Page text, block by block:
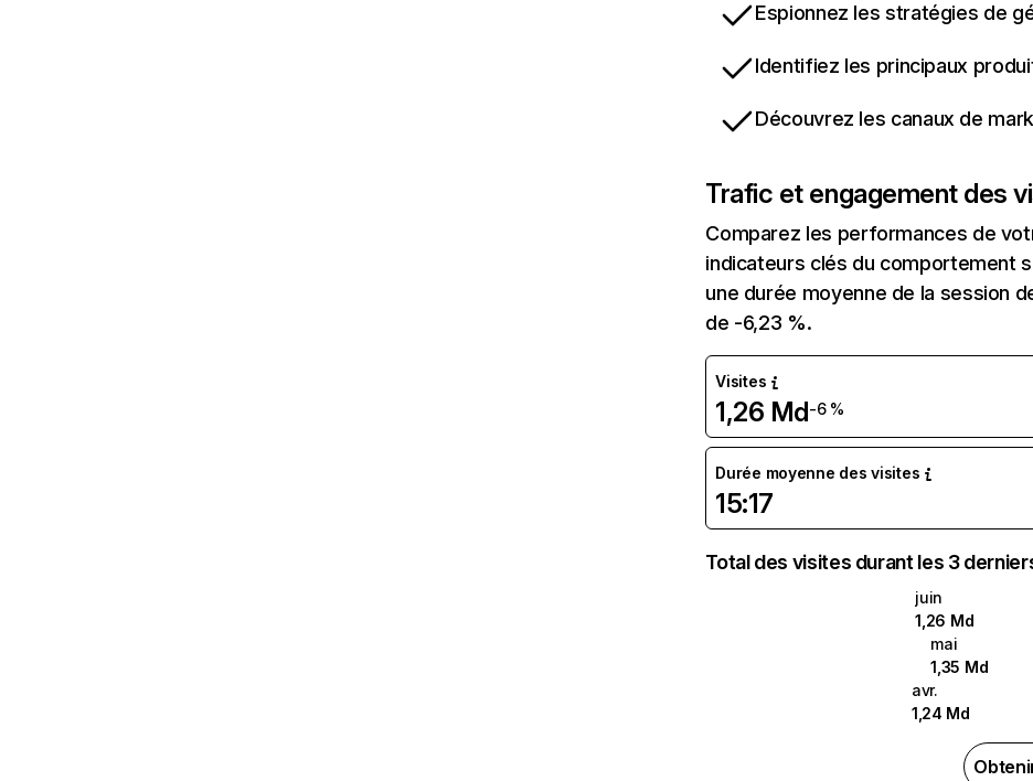
Espionnez les stratégies de
Identifiez les principaux
Découvrez les canaux de
Trafic et engagement des
Comparez les performances de
indicateurs clés du comportement
une durée moyenne de la session
de -6,23 %.
Visites
1,26 Md-6 %
Durée moyenne des visites
15:17
Total des visites durant les 3
juin
1,26 Md
mai
1,35 Md
avr.
1,24 Md